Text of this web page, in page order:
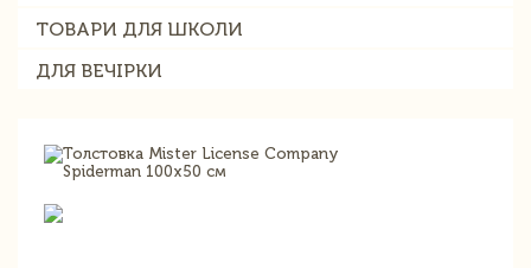
ТОВАРИ ДЛЯ ШКОЛИ
ДЛЯ ВЕЧІРКИ